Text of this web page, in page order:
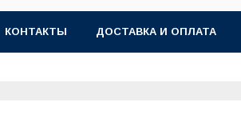
КОНТАКТЫ ДОСТАВКА И ОПЛАТА